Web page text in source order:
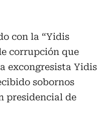
con la “Yidis
corrupción que
excongresista Yidis
sobornos
presidencial de